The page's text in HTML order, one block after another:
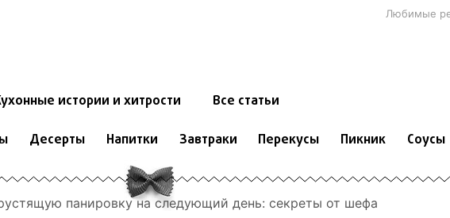
Любимые
истории и хитрости Все статьи
Десерты Напитки Завтраки Перекусы Пикник Соусы
панировку на следующий день: секреты от шефа